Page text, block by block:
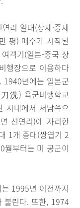
리 일대(상제·중제
평) 매수가 시작된
객기(일본-중국 상
행장으로 이용하다
1940년에는 일본군
洗) 육군비행학교
시내에서 서남쪽으
선연리)에 자리한
1개 중대(쌍엽기 2
월부터는 미 공군이
1995년 이전까지
불린다. 또한, 1974